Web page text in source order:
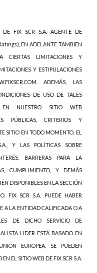
DE FIX SCR S.A. AGENTE DE
EN ADELANTE TAMBIEN
CIERTAS LIMITACIONES Y
Y ESTIPULACIONES
ADEMÁS, LAS
DE USO DE TALES
EN NUESTRO SITIO WEB
PÚBLICAS, CRITERIOS Y
SITIO EN TODO MOMENTO. EL
Y LAS POLÍTICAS SOBRE
BARRERAS PARA LA
CUMPLIMIENTO, Y DEMÁS
DISPONIBLES EN LA SECCIÓN
FIX SCR S.A. PUEDE HABER
A LA ENTIDAD CALIFICADA O A
DE DICHO SERVICIO DE
LIDER ESTÁ BASADO EN
EUROPEA, SE PUEDEN
EL SITIO WEB DE FIX SCR S.A.